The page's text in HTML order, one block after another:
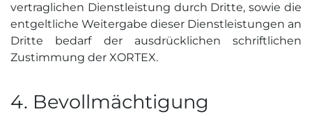
vertraglichen Dienstleistung durch Dritte, sowie die
entgeltliche Weitergabe dieser Dienstleistungen an
Dritte bedarf der ausdrücklichen schriftlichen
Zustimmung der XORTEX.
4. Bevoll­mächtigung